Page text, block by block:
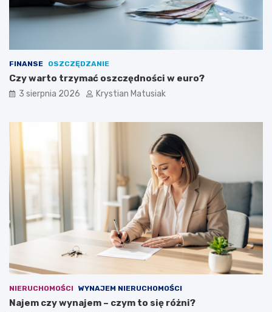
FINANSE OSZCZĘDZANIE
Czy warto trzymać oszczędności w euro?
3 sierpnia 2026 Krystian Matusiak
NIERUCHOMOŚCI WYNAJEM NIERUCHOMOŚCI
Najem czy wynajem – czym to się różni?